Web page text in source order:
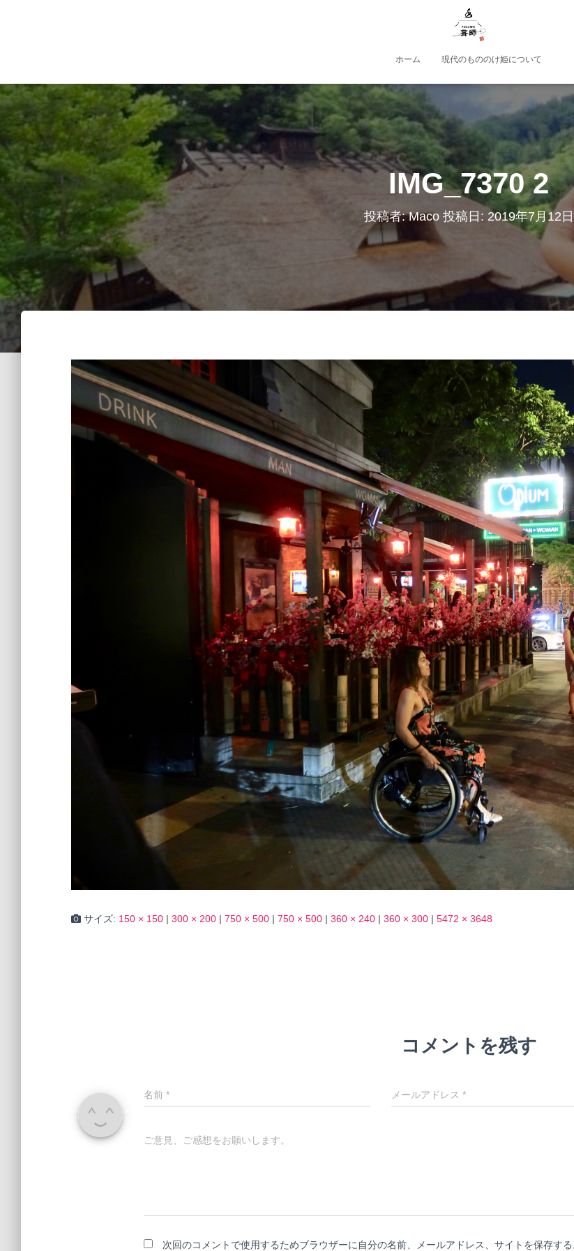
ホーム 現代のもののけ姫について
IMG_7370 2
投稿者:Maco投稿日: 2019年7月12日
サイズ: 150 × 150 | 300 × 200 | 750 × 500 | 750 × 500 | 360 × 240 | 360 × 300 | 5472 × 3648
コメントを残す
名前 * メールアドレス*
ご意見、ご感想をお願いします。
次回のコメントで使用するためブラウザーに自分の名前、メールアドレス、サイトを保存する